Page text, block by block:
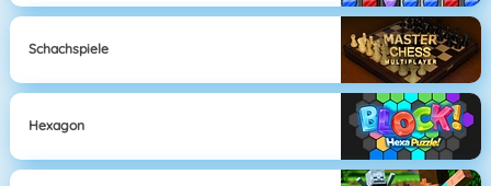
Schachspiele
Hexagon